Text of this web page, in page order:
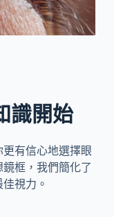
識開始
有信心地選擇眼
框，我們簡化了
視力。